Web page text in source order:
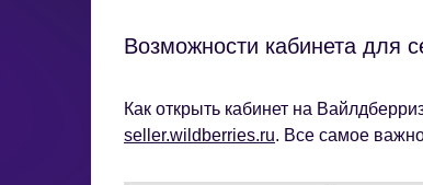
Возможности кабинета для
Как открыть кабинет на
seller.wildberries.ru. Все самое